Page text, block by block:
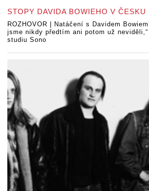
STOPY DAVIDA BOWIEHO V ČESKU
ROZHOVOR | Natáčení s Davidem
jsme nikdy předtím ani potom už
studiu Sono